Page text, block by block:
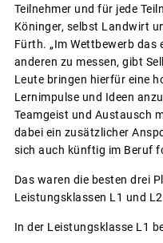
Teilnehmer und für jede
Köninger, selbst Landwirt
Fürth. „Im Wettbewerb das
anderen zu messen, gibt
Leute bringen hierfür eine
Lernimpulse und Ideen
Teamgeist und Austausch
dabei ein zusätzlicher
sich auch künftig im Beruf
Das waren die besten drei
Leistungsklassen L1 und
In der Leistungsklasse L1